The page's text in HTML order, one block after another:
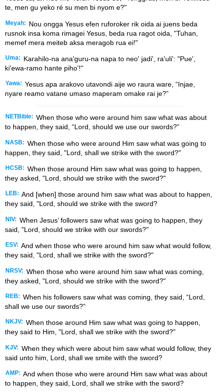
te, men gu yeko ré su men bi nyom e?"
Meyah:
Nou ongga Yesus efen ruforoker rik oida ai juens beda
rusnok insa koma rimagei Yesus, beda rua ragot oida, "Tuhan,
memef mera meiteb aksa meragob rua ei!"
Uma:
Karahilo-na ana'guru-na napa to neo' jadi', ra'uli': "Pue',
ki'ewa-ramo hante piho'!"
Yawa: Yesus apa arakovo utavondi aije wo raura ware, “Injae,
nyare reamo vatane umaso maperam omake rai je?”
NETBible: When those who were around him saw what was about
to happen, they said, “Lord, should we use our swords?”
NASB: When those who were around Him saw what was going to
happen, they said, "Lord, shall we strike with the sword?"
HCSB: When those around Him saw what was going to happen,
they asked, "Lord, should we strike with the sword?"
LEB: And [when] those around him saw what was about to happen,
they said, "Lord, should we strike with the sword?
NIV: When Jesus’ followers saw what was going to happen, they
said, "Lord, should we strike with our swords?"
ESV: And when those who were around him saw what would follow,
they said, "Lord, shall we strike with the sword?"
NRSV: When those who were around him saw what was coming,
they asked, "Lord, should we strike with the sword?"
REB: When his followers saw what was coming, they said, “Lord,
shall we use our swords?”
NKJV: When those around Him saw what was going to happen,
they said to Him, "Lord, shall we strike with the sword?"
KJV: When they which were about him saw what would follow, they
said unto him, Lord, shall we smite with the sword?
AMP: And when those who were around Him saw what was about
to happen, they said, Lord, shall we strike with the sword?